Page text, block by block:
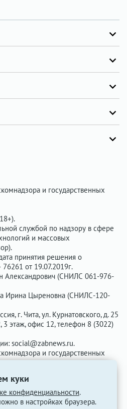
куки
конфиденциальности.
в настройках браузера.
и государственных
службой по надзору в сфере
и массовых
принятия решения о
от 19.07.2019г.
Александрович (СНИЛС 061-976-
Ирина Цыреновна (СНИЛС-120-
г. Чита, ул. Курнатовского, д. 25
3 этаж, офис 12, телефон 8 (3022)
social@zabnews.ru.
и государственных
.
«Выборы» оплачены
не несёт ответственности за
содержащейся в рекламных